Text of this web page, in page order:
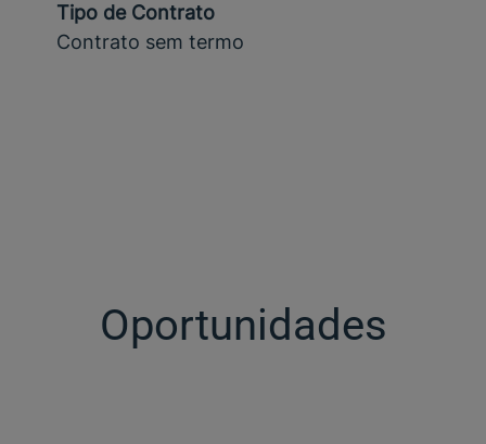
Tipo de Contrato
Contrato sem termo
Oportunidades